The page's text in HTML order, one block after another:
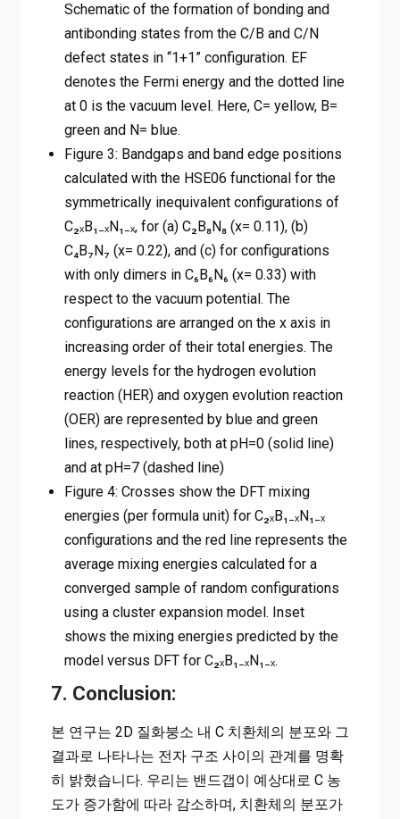
Schematic of the formation of bonding and
antibonding states from the C/B and C/N
defect states in “1+1” configuration. EF
denotes the Fermi energy and the dotted line
at 0 is the vacuum level. Here, C= yellow, B=
green and N= blue.
Figure 3: Bandgaps and band edge positions
calculated with the HSE06 functional for the
symmetrically inequivalent configurations of
C₂ₓB₁₋ₓN₁₋ₓ, for (a) C₂B₈N₈ (x= 0.11), (b)
C₄B₇N₇ (x= 0.22), and (c) for configurations
with only dimers in C₆B₆N₆ (x= 0.33) with
respect to the vacuum potential. The
configurations are arranged on the x axis in
increasing order of their total energies. The
energy levels for the hydrogen evolution
reaction (HER) and oxygen evolution reaction
(OER) are represented by blue and green
lines, respectively, both at pH=0 (solid line)
and at pH=7 (dashed line)
Figure 4: Crosses show the DFT mixing
energies (per formula unit) for C₂ₓB₁₋ₓN₁₋ₓ
configurations and the red line represents the
average mixing energies calculated for a
converged sample of random configurations
using a cluster expansion model. Inset
shows the mixing energies predicted by the
model versus DFT for C₂ₓB₁₋ₓN₁₋ₓ.
7. Conclusion:
본 연구는 2D 질화붕소 내 C 치환체의 분포와 그
결과로 나타나는 전자 구조 사이의 관계를 명확
히 밝혔습니다. 우리는 밴드갭이 예상대로 C 농
도가 증가함에 따라 감소하며, 치환체의 분포가